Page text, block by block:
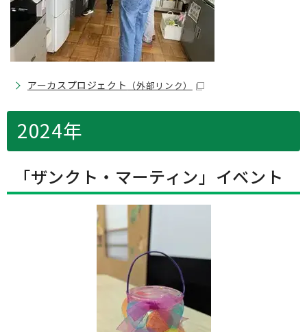
アーカスプロジェクト （外部リンク）
2024年
「ザンクト・マーティン」イベント